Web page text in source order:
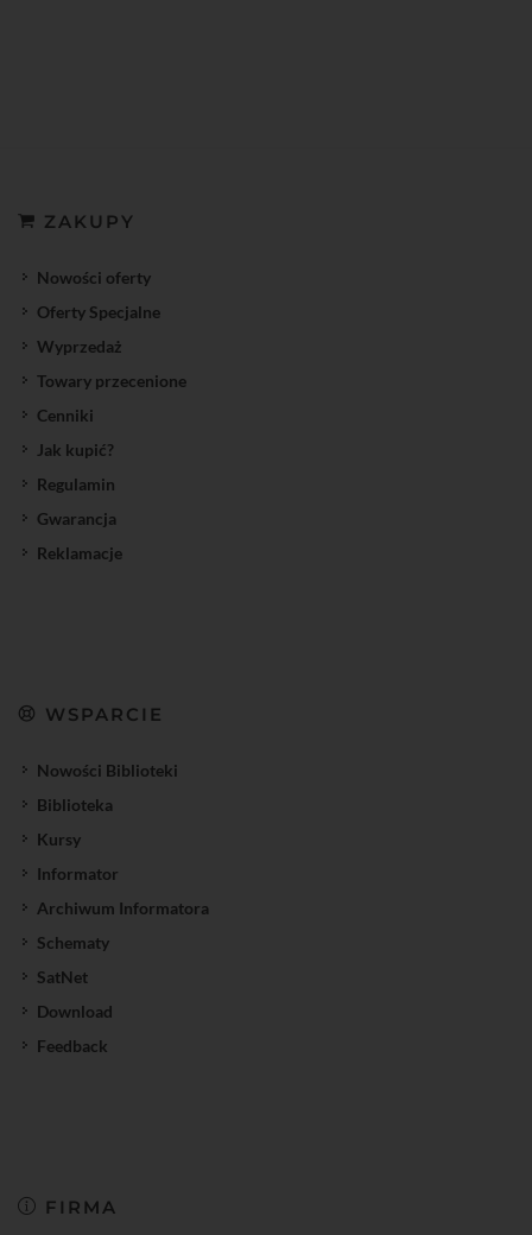
ZAKUPY
Nowości oferty
Oferty Specjalne
Wyprzedaż
Towary przecenione
Cenniki
Jak kupić?
Regulamin
Gwarancja
Reklamacje
WSPARCIE
Nowości Biblioteki
Biblioteka
Kursy
Informator
Archiwum Informatora
Schematy
SatNet
Download
Feedback
FIRMA